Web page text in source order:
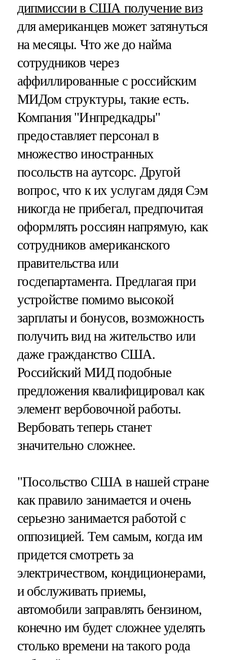
дипмиссии в США получение виз
для американцев может затянуться
на месяцы. Что же до найма
сотрудников через
аффиллированные с российским
МИДом структуры, такие есть.
Компания "Инпредкадры"
предоставляет персонал в
множество иностранных
посольств на аутсорс. Другой
вопрос, что к их услугам дядя Сэм
никогда не прибегал, предпочитая
оформлять россиян напрямую, как
сотрудников американского
правительства или
госдепартамента. Предлагая при
устройстве помимо высокой
зарплаты и бонусов, возможность
получить вид на жительство или
даже гражданство США.
Российский МИД подобные
предложения квалифицировал как
элемент вербовочной работы.
Вербовать теперь станет
значительно сложнее.
"Посольство США в нашей стране
как правило занимается и очень
серьезно занимается работой с
оппозицией. Тем самым, когда им
придется смотреть за
электричеством, кондиционерами,
и обслуживать приемы,
автомобили заправлять бензином,
конечно им будет сложнее уделять
столько времени на такого рода